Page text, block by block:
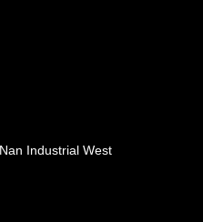
Industrial West